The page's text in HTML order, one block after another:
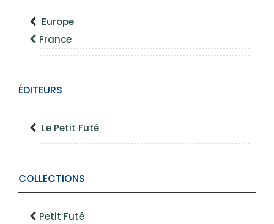
Europe
France
ÉDITEURS
Le Petit Futé
COLLECTIONS
Petit Futé